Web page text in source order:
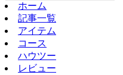
ホーム
記事一覧
アイテム
コース
ハウツー
レビュー